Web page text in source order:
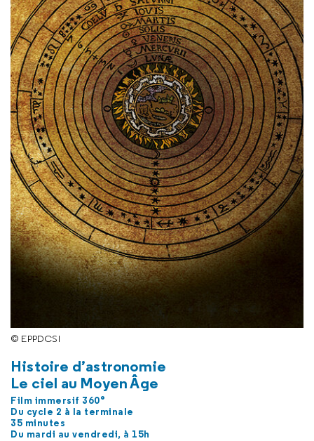
© EPPDCSI
Histoire d’astronomie
Le ciel au Moyen Âge
Film immersif 360°
Du cycle 2 à la terminale
35 minutes
Du mardi au vendredi, à 15h